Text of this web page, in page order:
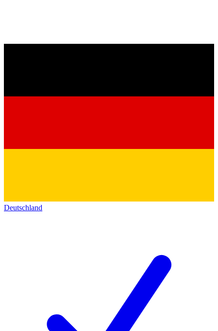
Deutschland